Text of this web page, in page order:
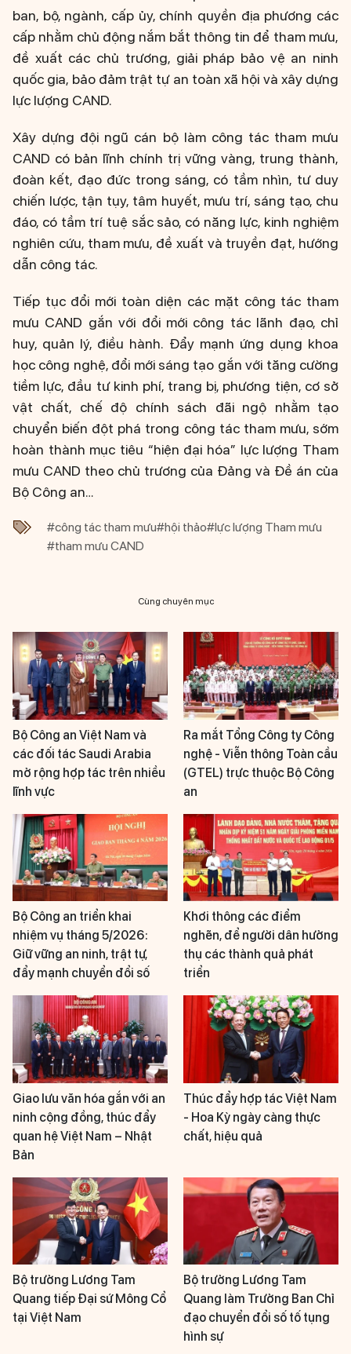
ban, bộ, ngành, cấp ủy, chính quyền địa phương các
cấp nhằm chủ động nắm bắt thông tin để tham mưu,
đề xuất các chủ trương, giải pháp bảo vệ an ninh
quốc gia, bảo đảm trật tự an toàn xã hội và xây dựng
lực lượng CAND.
Xây dựng đội ngũ cán bộ làm công tác tham mưu
CAND có bản lĩnh chính trị vững vàng, trung thành,
đoàn kết, đạo đức trong sáng, có tầm nhìn, tư duy
chiến lược, tận tụy, tâm huyết, mưu trí, sáng tạo, chu
đáo, có tầm trí tuệ sắc sảo, có năng lực, kinh nghiệm
nghiên cứu, tham mưu, đề xuất và truyền đạt, hướng
dẫn công tác.
Tiếp tục đổi mới toàn diện các mặt công tác tham
mưu CAND gắn với đổi mới công tác lãnh đạo, chỉ
huy, quản lý, điều hành. Đẩy mạnh ứng dụng khoa
học công nghệ, đổi mới sáng tạo gắn với tăng cường
tiềm lực, đầu tư kinh phí, trang bị, phương tiện, cơ sở
vật chất, chế độ chính sách đãi ngộ nhằm tạo
chuyển biến đột phá trong công tác tham mưu, sớm
hoàn thành mục tiêu “hiện đại hóa” lực lượng Tham
mưu CAND theo chủ trương của Đảng và Đề án của
Bộ Công an…
#công tác tham mưu#hội thảo#lực lượng Tham mưu
#tham mưu CAND
Cùng chuyên mục
Bộ Công an Việt Nam và
các đối tác Saudi Arabia
mở rộng hợp tác trên nhiều
lĩnh vực
Ra mắt Tổng Công ty Công
nghệ - Viễn thông Toàn cầu
(GTEL) trực thuộc Bộ Công
an
Bộ Công an triển khai
nhiệm vụ tháng 5/2026:
Giữ vững an ninh, trật tự,
đẩy mạnh chuyển đổi số
Khơi thông các điểm
nghẽn, để người dân hưởng
thụ các thành quả phát
triển
Giao lưu văn hóa gắn với an
ninh cộng đồng, thúc đẩy
quan hệ Việt Nam – Nhật
Bản
Thúc đẩy hợp tác Việt Nam
- Hoa Kỳ ngày càng thực
chất, hiệu quả
Bộ trưởng Lương Tam
Quang tiếp Đại sứ Mông Cổ
tại Việt Nam
Bộ trưởng Lương Tam
Quang làm Trưởng Ban Chỉ
đạo chuyển đổi số tố tụng
hình sự